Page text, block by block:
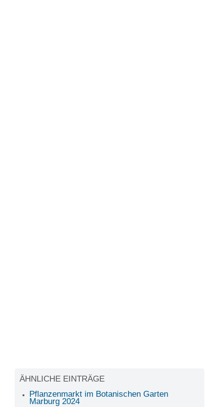
ÄHNLICHE EINTRÄGE
Pflanzenmarkt im Botanischen Garten
Marburg 2024